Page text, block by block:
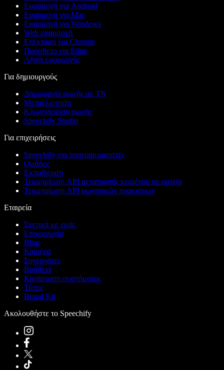
Εφαρμογή για Android
Εφαρμογή για Mac
Εφαρμογή για Windows
Web εφαρμογή
Επέκταση για Chrome
Πρόσθετο για Edge
Λήψη εφαρμογής
Για δημιουργούς
Δημιουργία φωνής με ΤΝ
Μεταγλώττιση
Κλωνοποίηση φωνής
Speechify Studio
Για επιχειρήσεις
Speechify για προγραμματιστές
Ομάδες
Εκπαίδευση
Τεκμηρίωση API μετατροπής κειμένου σε ομιλία
Τεκμηρίωση API φωνητικών πρακτόρων
Εταιρεία
Σχετικά με εμάς
Επικοινωνία
Blog
Καριέρα
Συνεργάτες
Βοήθεια
Κατάσταση συστήματος
Τύπος
Brand Kit
Ακολουθήστε το Speechify